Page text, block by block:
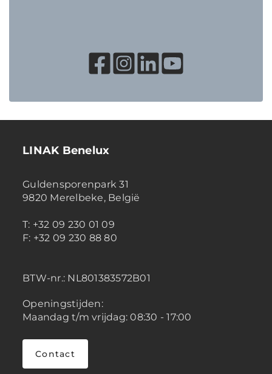
LINAK Benelux
Guldensporenpark 31
9820 Merelbeke, België
T: +32 09 230 01 09
F: +32 09 230 88 80
BTW-nr.: NL801383572B01
Openingstijden:
Maandag t/m vrijdag: 08:30 - 17:00
Contact